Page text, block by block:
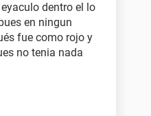
dentro el lo
en ningun
fue como rojo y
no tenia nada